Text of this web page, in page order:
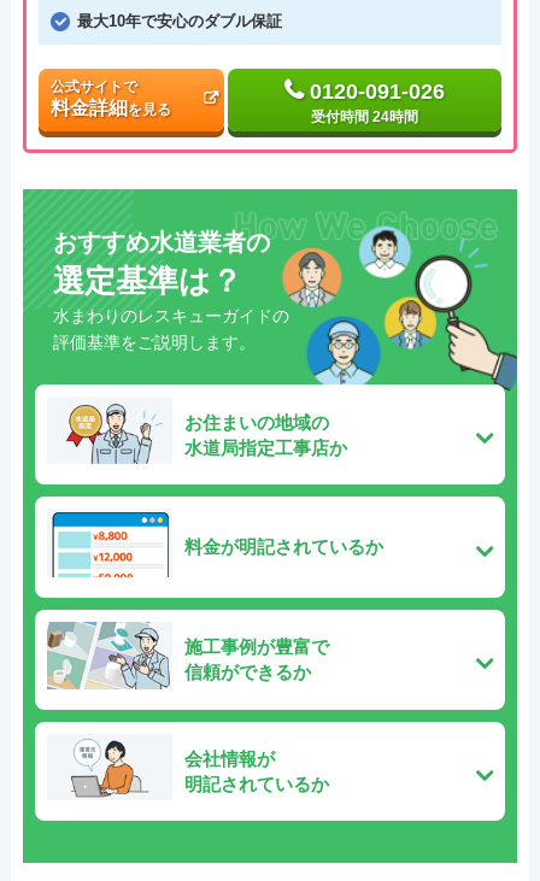
最大10年で安心のダブル保証
公式サイトで
料金詳細を見る
0120-091-026
受付時間 24時間
おすすめ水道業者の
選定基準は？
水まわりのレスキューガイドの
評価基準をご説明します。
お住まいの地域の
水道局指定工事店か
料金が明記されているか
施工事例が豊富で
信頼ができるか
会社情報が
明記されているか